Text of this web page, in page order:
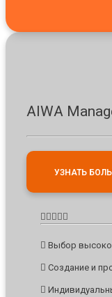
AIWA
УЗНАТЬ
Выбор
Создание и